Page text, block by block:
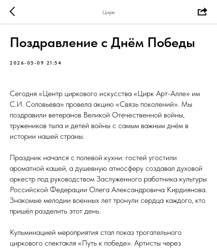
Цирк
Поздравление с Днём Победы
2026-05-09 21:54
Сегодня «Центр циркового искусства «Цирк Арт-Алле» им
С.И. Соловьева» провела акцию «Связь поколений». Мы
поздравили ветеранов Великой Отечественной войны,
тружеников тыла и детей войны с самым важным днём в
истории нашей страны.
Праздник начался с полевой кухни: гостей угостили
ароматной кашей, а душевную атмосферу создавал духовой
оркестр под руководством Заслуженного работника культуры
Российской Федерации Олега Александровича Кирдиянова.
Знакомые мелодии военных лет тронули сердца каждого, кто
пришёл разделить этот день.
Кульминацией мероприятия стал показ трогательного
циркового спектакля «Путь к победе». Артисты через